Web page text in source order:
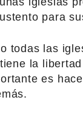
para
todas las
la
es